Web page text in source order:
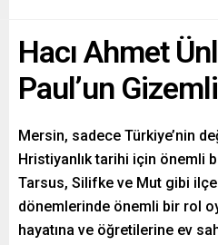
Hacı Ahmet
Paul’un
Mersin, sadece Türkiye’nin
Hristiyanlık tarihi için önemli
Tarsus, Silifke ve Mut gibi
dönemlerinde önemli bir rol
hayatına ve öğretilerine ev